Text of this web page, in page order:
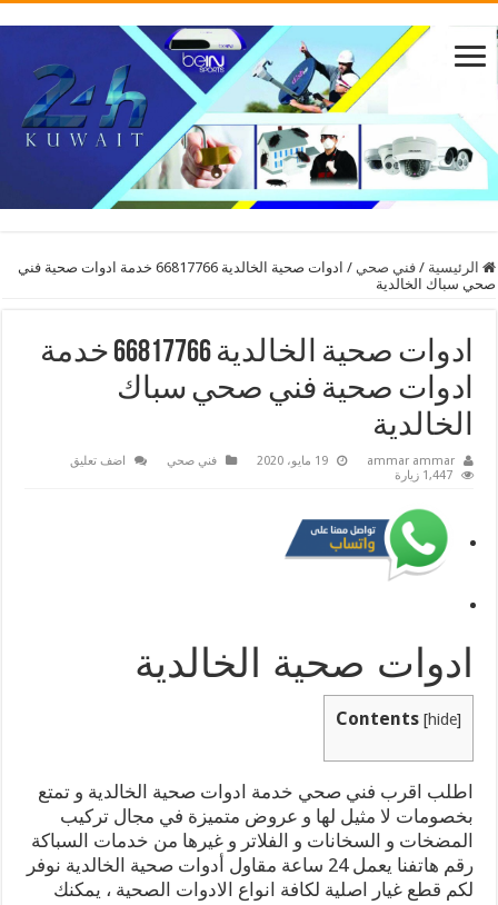
الرئيسية / فني صحي /
ادوات صحية الخالدية 66817766 خدمة ادوات صحية فني
صحي سباك الخالدية
ادوات صحية الخالدية 66817766 خدمة
ادوات صحية فني صحي سباك
الخالدية
ammar ammar 19 مايو، 2020 فني صحي
اضف تعليق
1,447 زيارة
ادوات صحية الخالدية
Contents [hide]
اطلب اقرب فني صحي خدمة ادوات صحية الخالدية و تمتع
بخصومات لا مثيل لها و عروض متميزة في مجال تركيب
المضخات و السخانات و الفلاتر و غيرها من خدمات السباكة
رقم هاتفنا يعمل 24 ساعة مقاول أدوات صحية الخالدية نوفر
لكم قطع غيار اصلية لكافة انواع الادوات الصحية ، يمكنك